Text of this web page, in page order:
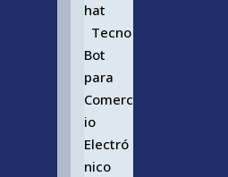
hat
Tecno
Bot
para
Comerc
io
Electró
nico